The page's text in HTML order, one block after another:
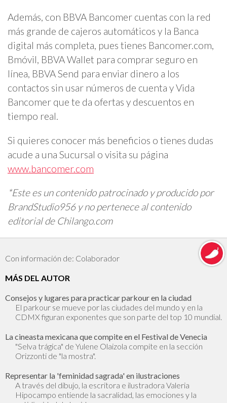
Además, con BBVA Bancomer cuentas con la red
más grande de cajeros automáticos y la Banca
digital más completa, pues tienes Bancomer.com,
Bmóvil, BBVA Wallet para comprar seguro en
línea, BBVA Send para enviar dinero a los
contactos sin usar números de cuenta y Vida
Bancomer que te da ofertas y descuentos en
tiempo real.
Si quieres conocer más beneficios o tienes dudas
acude a una Sucursal o visita su página
www.bancomer.com
*Este es un contenido patrocinado y producido por
BrandStudio956 y no pertenece al contenido
editorial de Chilango.com
Con información de: Colaborador
MÁS DEL AUTOR
Consejos y lugares para practicar parkour en la ciudad
El parkour se mueve por las ciudades del mundo y en la
CDMX figuran exponentes que son parte del top 10 mundial.
La cineasta mexicana que compite en el Festival de Venecia
"Selva trágica" de Yulene Olaizola compite en la sección
Orizzonti de "la mostra".
Representar la 'feminidad sagrada' en ilustraciones
A través del dibujo, la escritora e ilustradora Valeria
Hipocampo entiende la sacralidad, las emociones y la